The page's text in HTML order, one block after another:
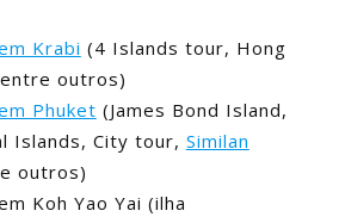
Krabi (4 Islands tour, Hong
outros)
Phuket (James Bond Island,
Islands, City tour, Similan
outros)
Koh Yao Yai (ilha